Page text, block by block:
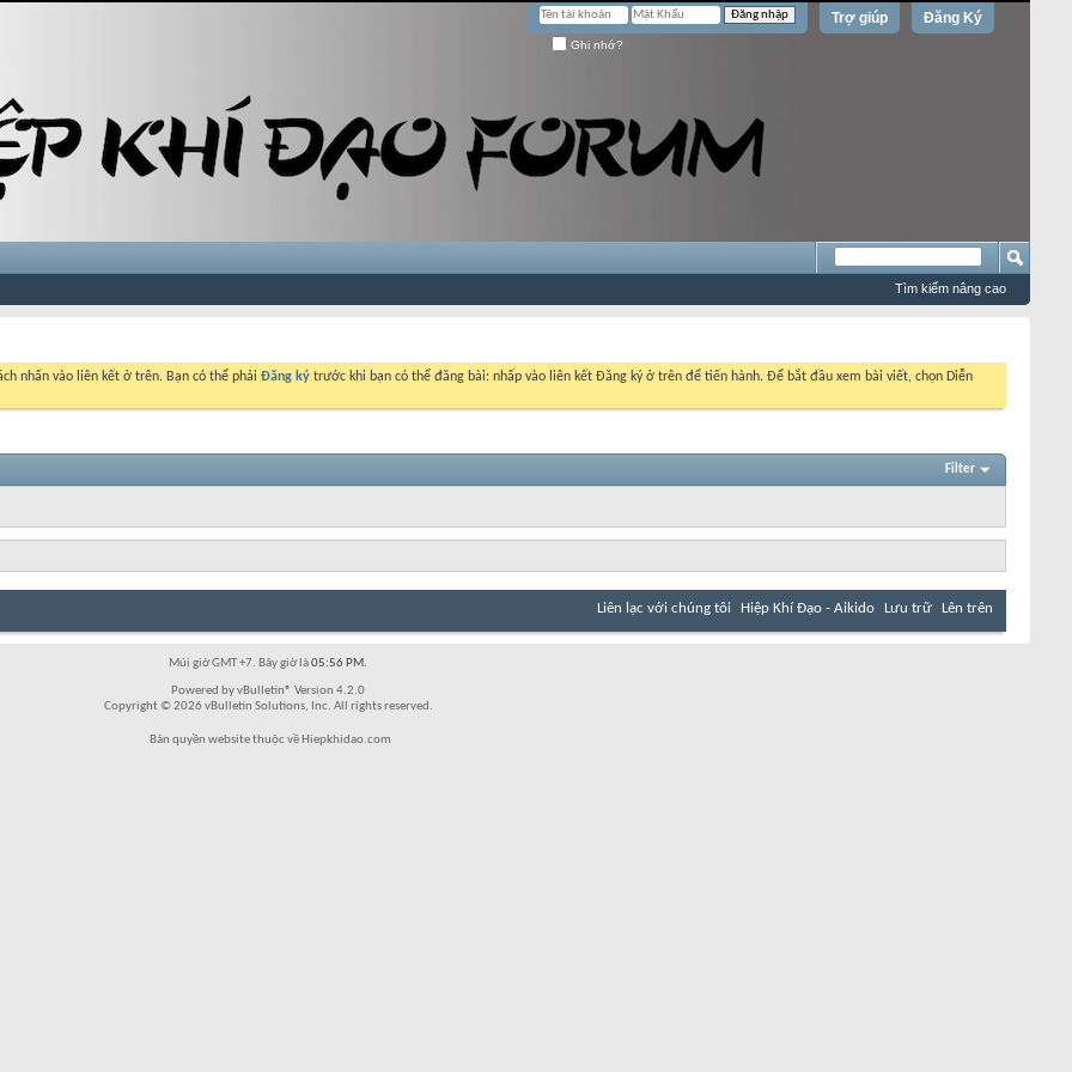
Đăng Ký
Trợ giúp
Ghi nhớ?
Tìm kiếm nâng cao
nhấn vào liên kết ở trên. Bạn có thể phải Đăng ký trước khi bạn có thể đăng bài: nhấp vào liên kết Đăng ký ở trên để tiến hành. Để bắt đầu xem bài viết, chọn Diễn
Filter
Liên lạc với chúng tôi Hiệp Khí Đạo - Aikido Lưu trữ Lên trên
Múi giờ GMT +7. Bây giờ là05:56 PM.
Powered by vBulletin® Version 4.2.0
Copyright © 2026 vBulletin Solutions, Inc. All rights reserved.
Bản quyền website thuộc về Hiepkhidao.com